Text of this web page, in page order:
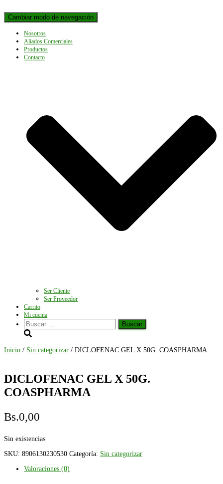
Cambiar modo de navegación
Nosotros
Aliados Comerciales
Productos
Contacto
Ser Cliente
Ser Proveedor
Carrito
Mi cuenta
Buscar:
Inicio / Sin categorizar / DICLOFENAC GEL X 50G. COASPHARMA
DICLOFENAC GEL X 50G.
COASPHARMA
Bs.0,00
Sin existencias
SKU: 8906130230530 Categoría: Sin categorizar
Valoraciones (0)